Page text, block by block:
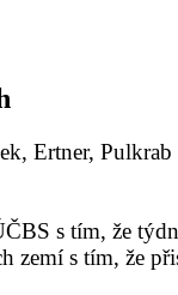
Ertner, Pulkrab
s tím, že
zemí s tím, že